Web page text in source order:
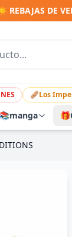
REBAJAS DE
🩹Los
📚manga 🎁